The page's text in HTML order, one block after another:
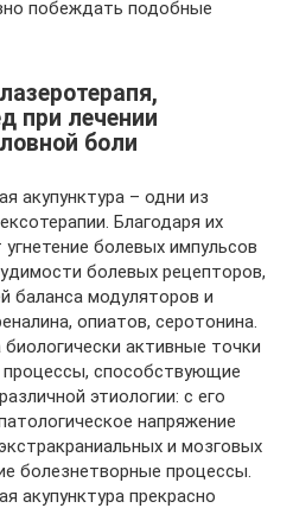
побеждать подобные
при лечении
боли
акупунктура – одни из
Благодаря их
болевых импульсов
болевых рецепторов,
баланса модуляторов и
опиатов, серотонина.
активные точки
процессы, способствующие
этиологии: с его
напряжение
и мозговых
болезнетворные процессы.
акупунктура прекрасно